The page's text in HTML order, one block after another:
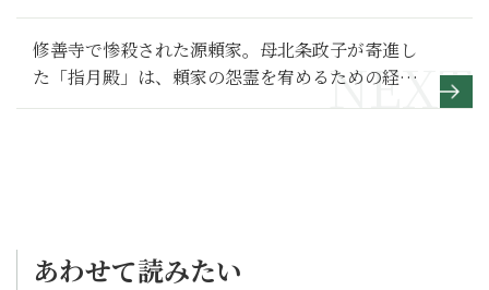
「魚まち」
修善寺で惨殺された源頼家。母北条政子が寄進し
た「指月殿」は、頼家の怨霊を宥めるための経堂
なのか？【鎌倉殿の13人 満喫リポート 頼家鎮魂
あわせて読みたい